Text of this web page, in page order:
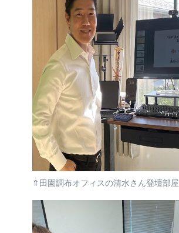
⇑田園調布オフィスの清水さん登壇部屋